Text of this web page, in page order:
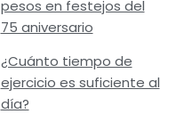
pesos en festejos del
75 aniversario
¿Cuánto tiempo de
ejercicio es suficiente al
día?